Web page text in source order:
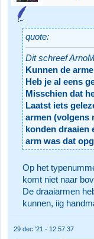
quote:
Dit schreef
Kunnen de
Heb je al eens
Misschien dat
Laatst iets
armen (volgens
konden draaien
arm was dat
Op het
komt niet naar
De draaiarmen
kunnen, iig
29 dec '21 - 12:57:37